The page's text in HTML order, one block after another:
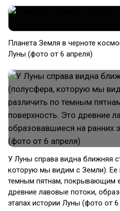
Планета Земля в черноте
Луны (фото от 6 апреля)
У Луны справа видна ближняя
которую мы видим с Земли). Ее
темным пятнам, покрывающим
древние лавовые потоки,
этапах истории Луны (фото от 6